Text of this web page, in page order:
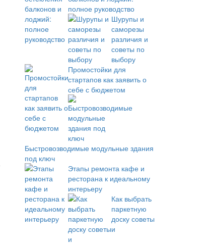
полное руководство
Шурупы и
саморезы
различия и
советы по
выбору
Промостойки для
стартапов как заявить о
себе с бюджетом
Быстровозводимые модульные здания
под ключ
Этапы ремонта кафе и
ресторана к идеальному
интерьеру
Как выбрать
паркетную
доску советы
и